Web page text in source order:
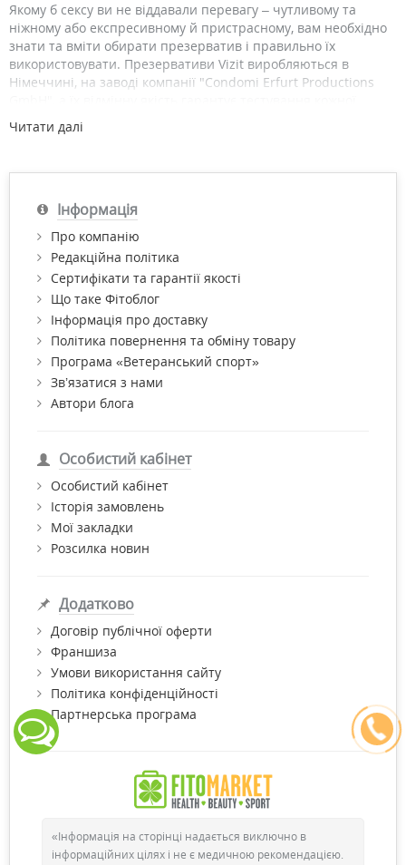
Якому б сексу ви не віддавали перевагу – чутливому та
ніжному або експресивному й пристрасному, вам необхідно
знати та вміти обирати презерватив і правильно їх
використовувати. Презервативи Vizit виробляються в
Німеччині, на заводі компанії "Condomi Erfurt Productions
одиниці.
по Києву та Україні й отримати безкоштовну консультацію
"Фітомаркет".
Читати далі
Інформація
Про компанію
Редакційна політика
Сертифікати та гарантії якості
Що таке Фітоблог
Інформація про доставку
Політика повернення та обміну товару
Програма «Ветеранський спорт»
Зв’язатися з нами
Автори блога
Особистий кабінет
Особистий кабінет
Історія замовлень
Мої закладки
Розсилка новин
Додатково
Договір публічної оферти
Франшиза
Умови використання сайту
Політика конфіденційності
Партнерська програма
«Інформація на сторінці надається виключно в
інформаційних цілях і не є медичною рекомендацією.